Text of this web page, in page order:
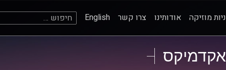
מוזיקה אודותינו צרו קשר English חיפוש:
אקדמיקס